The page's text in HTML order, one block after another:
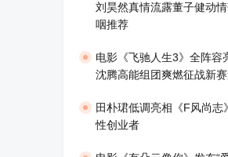
刘昊然真情流露董子健动
咽推荐
电影《飞驰人生3》全阵容
沈腾高能组团爽燃征战新
田朴珺低调亮相《F风尚志
性创业者